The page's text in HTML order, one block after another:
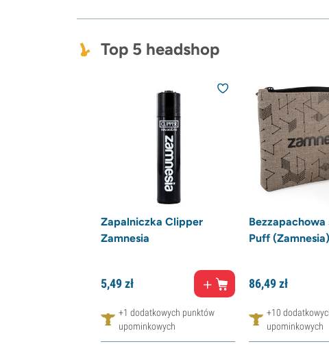
Top 5 headshop
Zapalniczka Clipper
Zamnesia
5,49zł
+1 dodatkowych punktów
upominkowych
Bezzapachowa
Puff (Zamnesia)
86,49zł
+10
upominkowych